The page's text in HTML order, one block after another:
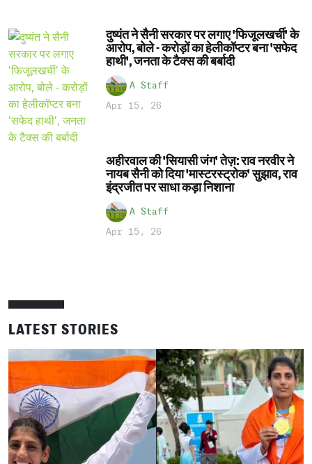
दुष्यंत ने सैनी सरकार पर लगाए 'फिजूलखर्ची' के
आरोप, बोले - करोड़ों का हेलीकॉप्टर बना 'सफेद
हाथी', जनता के टैक्स की बर्बादी
A Staff
Apr 15, 26
अहीरवाल की 'सियासी जंग' तेज़: राव नरवीर ने
नायब सैनी को दिया 'मास्टरस्ट्रोक' सुझाव, राव
इंद्रजीत पर साधा कड़ा निशाना
A Staff
Apr 15, 26
LATEST STORIES